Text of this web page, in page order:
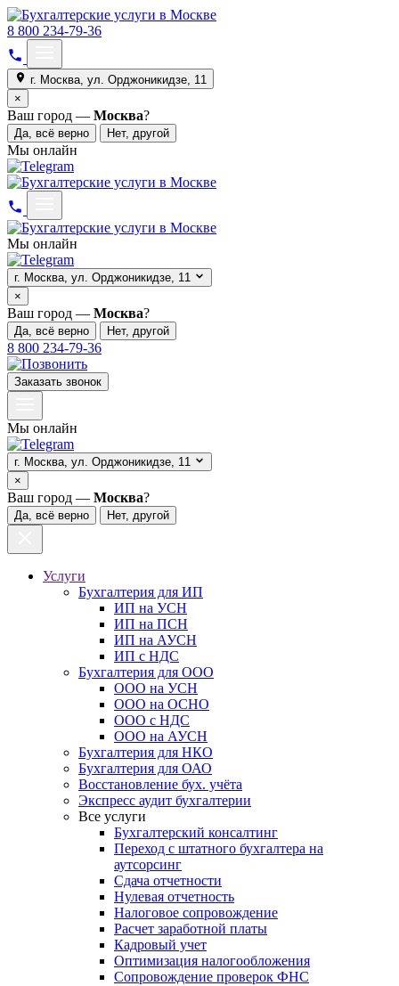
8 800 234-79-36
г. Москва, ул. Орджоникидзе, 11
×
Ваш город — Москва?
Да, всё верно Нет, другой
Мы онлайн
Мы онлайн
г. Москва, ул. Орджоникидзе, 11
×
Ваш город — Москва?
Да, всё верно Нет, другой
8 800 234-79-36
Заказать звонок
Мы онлайн
г. Москва, ул. Орджоникидзе, 11
×
Ваш город — Москва?
Да, всё верно Нет, другой
Услуги
Бухгалтерия для ИП
ИП на УСН
ИП на ПСН
ИП на АУСН
ИП с НДС
Бухгалтерия для ООО
ООО на УСН
ООО на ОСНО
ООО с НДС
ООО на АУСН
Бухгалтерия для НКО
Бухгалтерия для ОАО
Восстановление бух. учёта
Экспресс аудит бухгалтерии
Все услуги
Бухгалтерский консалтинг
Переход с штатного бухгалтера на
аутсорсинг
Сдача отчетности
Нулевая отчетность
Налоговое сопровождение
Расчет заработной платы
Кадровый учет
Оптимизация налогообложения
Сопровождение проверок ФНС